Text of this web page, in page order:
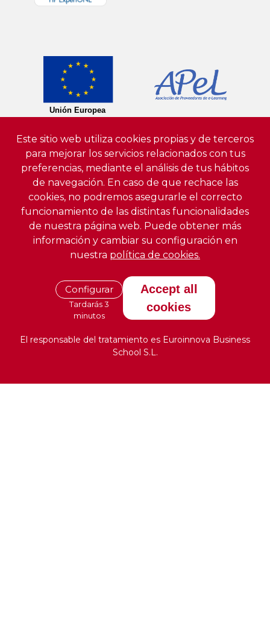
Este sitio web utiliza cookies propias y de terceros
para mejorar los servicios relacionados con tus
preferencias, mediante el análisis de tus hábitos
de navegación. En caso de que rechace las
cookies, no podremos asegurarle el correcto
funcionamiento de las distintas funcionalidades
de nuestra página web. Puede obtener más
información y cambiar su configuración en
nuestra política de cookies.
Configurar
Tardarás 3
minutos
Accept all
cookies
El responsable del tratamiento es Euroinnova Business
School S.L.